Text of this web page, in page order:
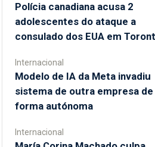
Polícia canadiana acusa 2
adolescentes do ataque a
consulado dos EUA em
Internacional
Modelo de IA da Meta invadiu
sistema de outra empresa de
forma autónoma
Internacional